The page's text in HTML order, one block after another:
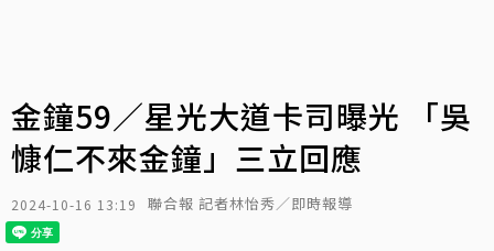
金鐘59／星光大道卡司曝光 「吳
慷仁不來金鐘」三立回應
2024-10-16 13:19 聯合報 記者林怡秀／即時報導